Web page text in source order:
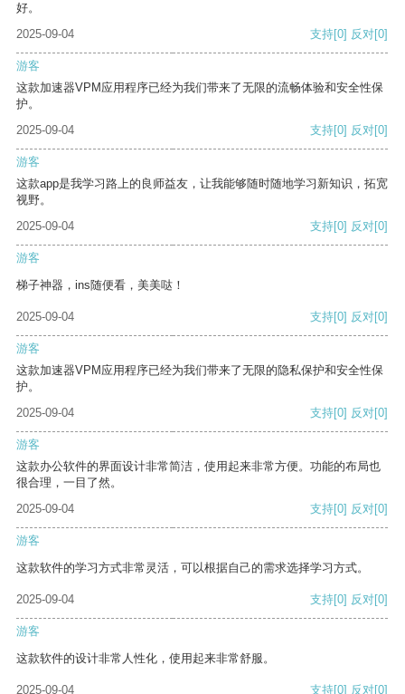
好。
2025-09-04
支持[0] 反对[0]
游客
这款加速器VPM应用程序已经为我们带来了无限的流畅体验和安全性保
护。
2025-09-04
支持[0] 反对[0]
游客
这款app是我学习路上的良师益友，让我能够随时随地学习新知识，拓宽
视野。
2025-09-04
支持[0] 反对[0]
游客
梯子神器，ins随便看，美美哒！
2025-09-04 支持[0] 反对[0]
游客
这款加速器VPM应用程序已经为我们带来了无限的隐私保护和安全性保
护。
2025-09-04
支持[0] 反对[0]
游客
这款办公软件的界面设计非常简洁，使用起来非常方便。功能的布局也
很合理，一目了然。
2025-09-04
支持[0] 反对[0]
游客
这款软件的学习方式非常灵活，可以根据自己的需求选择学习方式。
2025-09-04 支持[0] 反对[0]
游客
这款软件的设计非常人性化，使用起来非常舒服。
2025-09-04 支持[0] 反对[0]